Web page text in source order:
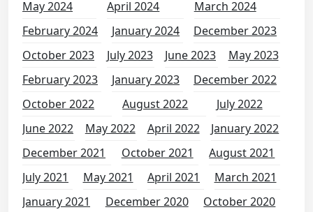
May 2024
April 2024
March 2024
February 2024
January 2024
December 2023
October 2023
July 2023 June 2023
May 2023
February 2023
January 2023
December 2022
October 2022
August 2022
July 2022
June 2022
May 2022 April 2022
January 2022
December 2021
October 2021
August 2021
July 2021
May 2021 April 2021
March 2021
January 2021
December 2020
October 2020